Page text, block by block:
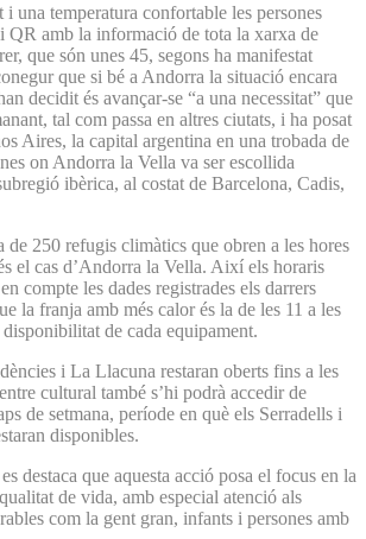
i una temperatura confortable les persones
QR amb la informació de tota la xarxa de
que són unes 45, segons ha manifestat
que si bé a Andorra la situació encara
decidit és avançar-se “a una necessitat” que
tal com passa en altres ciutats, i ha posat
Aires, la capital argentina en una trobada de
on Andorra la Vella va ser escollida
ibèrica, al costat de Barcelona, Cadis,
de 250 refugis climàtics que obren a les hores
el cas d’Andorra la Vella. Així els horaris
compte les dades registrades els darrers
la franja amb més calor és la de les 11 a les
de cada equipament.
i La Llacuna restaran oberts fins a les
cultural també s’hi podrà accedir de
de setmana, període en què els Serradells i
disponibles.
destaca que aquesta acció posa el focus en la
de vida, amb especial atenció als
com la gent gran, infants i persones amb